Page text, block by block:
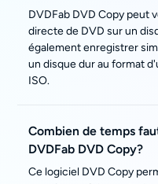
DVDFab DVD Copy peut
directe de DVD sur un
également enregistrer
un disque dur au format
ISO.
Combien de temps
DVDFab DVD Copy?
Ce logiciel DVD Copy